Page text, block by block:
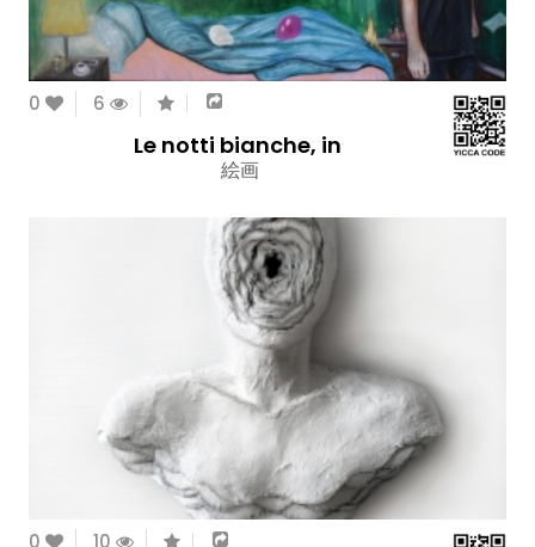
0 6
Le notti bianche, in
絵画
0 10